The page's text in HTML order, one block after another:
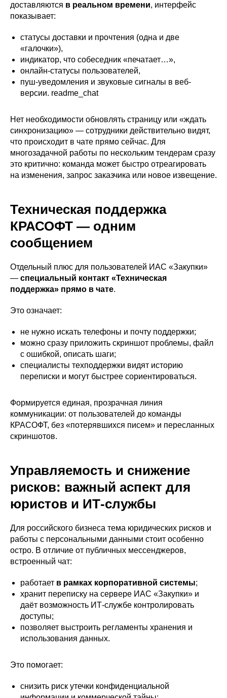
доставляются в реальном времени, интерфейс
показывает:
статусы доставки и прочтения (одна и две
«галочки»),
индикатор, что собеседник «печатает…»,
онлайн-статусы пользователей,
пуш-уведомления и звуковые сигналы в веб-
версии. readme_chat
Нет необходимости обновлять страницу или «ждать
синхронизацию» — сотрудники действительно видят,
что происходит в чате прямо сейчас. Для
многозадачной работы по нескольким тендерам сразу
это критично: команда может быстро отреагировать
на изменения, запрос заказчика или новое извещение.
Техническая поддержка
КРАСОФТ — одним
сообщением
Отдельный плюс для пользователей ИАС «Закупки»
— специальный контакт «Техническая
поддержка» прямо в чате.
Это означает:
не нужно искать телефоны и почту поддержки;
можно сразу приложить скриншот проблемы, файл
с ошибкой, описать шаги;
специалисты техподдержки видят историю
переписки и могут быстрее сориентироваться.
Формируется единая, прозрачная линия
коммуникации: от пользователей до команды
КРАСОФТ, без «потерявшихся писем» и пересланных
скриншотов.
Управляемость и снижение
рисков: важный аспект для
юристов и ИТ-службы
Для российского бизнеса тема юридических рисков и
работы с персональными данными стоит особенно
остро. В отличие от публичных мессенджеров,
встроенный чат:
работает в рамках корпоративной системы;
хранит переписку на сервере ИАС «Закупки» и
даёт возможность ИТ-службе контролировать
доступы;
позволяет выстроить регламенты хранения и
использования данных.
Это помогает:
снизить риск утечки конфиденциальной